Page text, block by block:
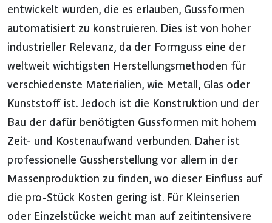
entwickelt wurden, die es erlauben, Gussformen
automatisiert zu konstruieren. Dies ist von hoher
industrieller Relevanz, da der Formguss eine der
weltweit wichtigsten Herstellungsmethoden für
verschiedenste Materialien, wie Metall, Glas oder
Kunststoff ist. Jedoch ist die Konstruktion und der
Bau der dafür benötigten Gussformen mit hohem
Zeit- und Kostenaufwand verbunden. Daher ist
professionelle Gussherstellung vor allem in der
Massenproduktion zu finden, wo dieser Einfluss auf
die pro-Stück Kosten gering ist. Für Kleinserien
oder Einzelstücke weicht man auf zeitintensivere